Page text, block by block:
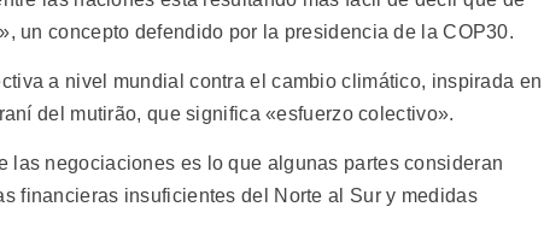
un concepto defendido por la presidencia de la COP30.
a nivel mundial contra el cambio climático, inspirada en
del mutirão, que significa «esfuerzo colectivo».
las negociaciones es lo que algunas partes consideran
financieras insuficientes del Norte al Sur y medidas